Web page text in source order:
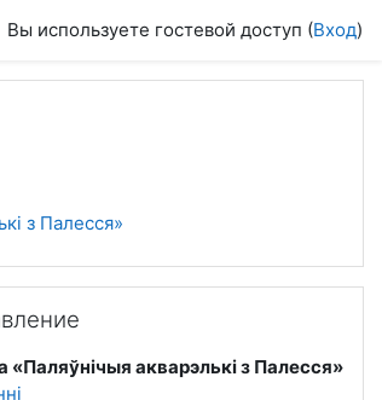
Вы используете гостевой доступ (Вход)
з Палесся»
«Паляўнічыя акварэлькі з Палесся»